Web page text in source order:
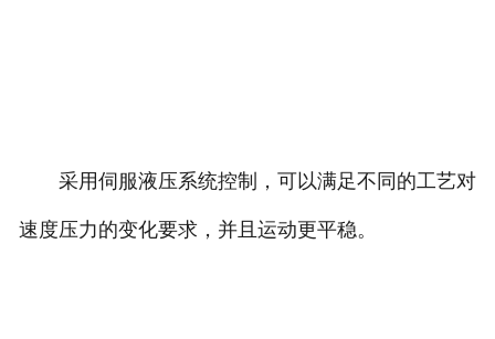
采用伺服液压系统控制，可以满足不同的工艺对
速度压力的变化要求，并且运动更平稳。